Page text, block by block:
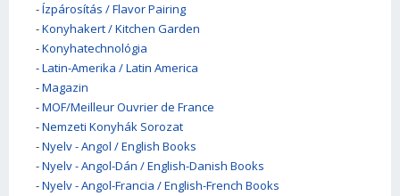
-Ízpárosítás / Flavor Pairing
-Konyhakert / Kitchen Garden
-Konyhatechnológia
-Latin-Amerika / Latin America
-Magazin
-MOF/Meilleur Ouvrier de France
-Nemzeti Konyhák Sorozat
-Nyelv - Angol / English Books
-Nyelv - Angol-Dán / English-Danish Books
-Nyelv - Angol-Francia / English-French Books